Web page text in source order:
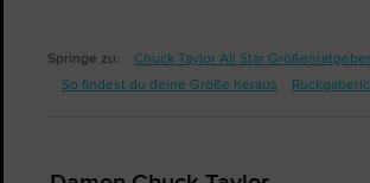
Springe zu:
Chuck Taylor All Star Größenratgeber
So findest du deine Größe heraus